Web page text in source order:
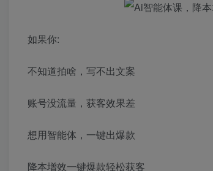
如果你:
不知道拍啥，写不出文案
账号没流量，获客效果差
想用智能体，一键出爆款
降本增效一键爆款轻松获客